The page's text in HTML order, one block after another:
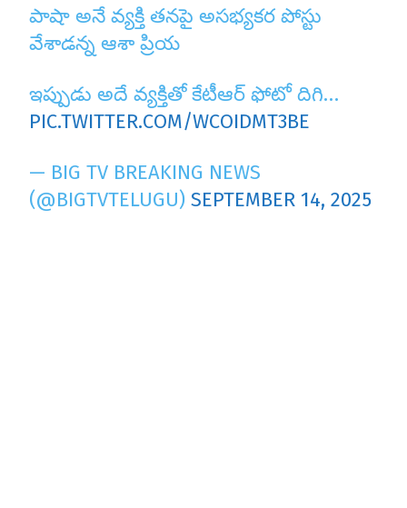
పాషా అనే వ్యక్తి తనపై అసభ్యకర పోస్టు
వేశాడన్న ఆశా ప్రియ
ఇప్పుడు అదే వ్యక్తితో కేటీఆర్ ఫోటో దిగి…
PIC.TWITTER.COM/WCOIDMT3BE
— BIG TV BREAKING NEWS
(@BIGTVTELUGU)SEPTEMBER 14, 2025